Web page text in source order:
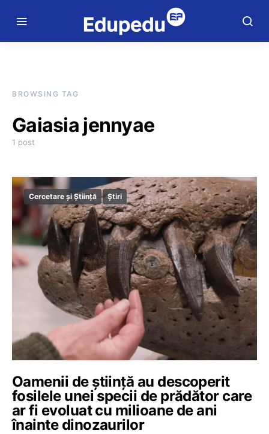
BROWSING TAG
Gaiasia jennyae
1 post
Cercetare și Știință Știri
Oamenii de știință au descoperit
fosilele unei specii de prădător care
ar fi evoluat cu milioane de ani
înainte dinozaurilor